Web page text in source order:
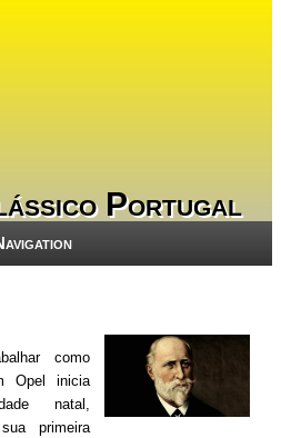
Portugal
como
Opel inicia
natal,
primeira